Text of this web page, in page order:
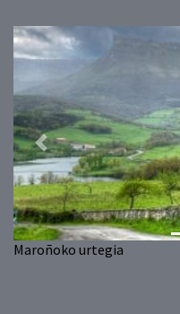
Maroñoko urtegia
Previous